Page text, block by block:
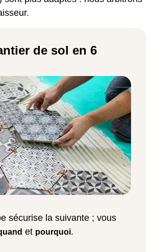
de sol en 6
sécurise la suivante ; vous
et pourquoi.